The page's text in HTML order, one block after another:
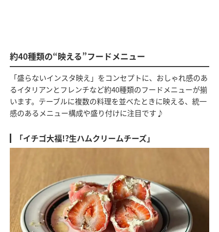
約40種類の“映える”フードメニュー
「盛らないインスタ映え」をコンセプトに、おしゃれ感のあ
るイタリアンとフレンチなど約40種類のフードメニューが揃
います。テーブルに複数の料理を並べたときに映える、統一
感のあるメニュー構成や盛り付けに注目です♪
「イチゴ大福!?生ハムクリームチーズ」